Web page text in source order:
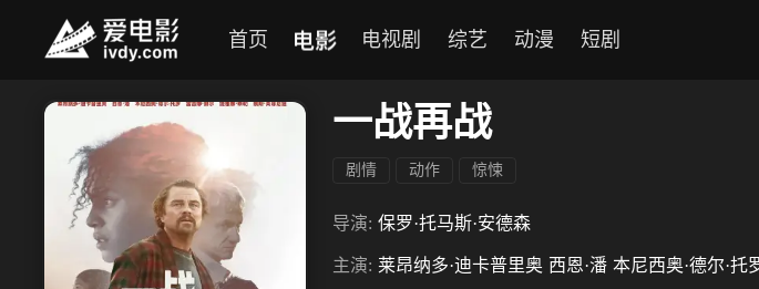
首页 电影 电视剧 综艺 动漫 短剧
一战再战
剧情 动作 惊悚
导演: 保罗·托马斯·安德森
主演: 莱昂纳多·迪卡普里奥 西恩·潘 本尼西奥·德尔·托